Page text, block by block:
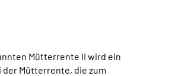
Mütterrente II wird ein
der Mütterrente, die zum